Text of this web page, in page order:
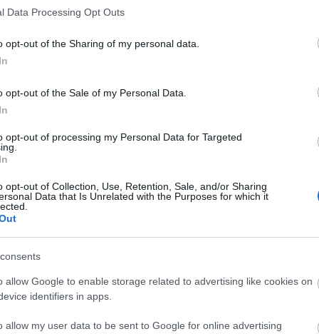
Data Processing Opt Outs
opt-out of the Sharing of my personal data.
opt-out of the Sale of my Personal Data.
opt-out of processing my Personal Data for Targeted
opt-out of Collection, Use, Retention, Sale, and/or Sharing
Data that Is Unrelated with the Purposes for which it
allow Google to enable storage related to advertising like cookies on
identifiers in apps.
allow my user data to be sent to Google for online advertising
en sus equipos?
enero 2021 PorJesus Gallo|
Nesyri como jugador más valorado tras su hat-trick.
jornada de LaLiga Santander por molestias. Repasamos
lesionados de la jornada 18.